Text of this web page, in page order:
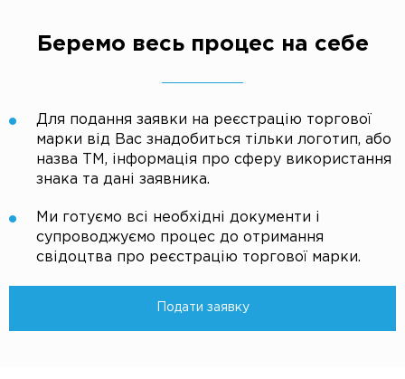
Беремо весь процес на себе
Для подання заявки на реєстрацію торгової
марки від Вас знадобиться тільки логотип, або
назва ТМ, інформація про сферу використання
знака та дані заявника.
Ми готуємо всі необхідні документи і
супроводжуємо процес до отримання
свідоцтва про реєстрацію торгової марки.
Подати заявку